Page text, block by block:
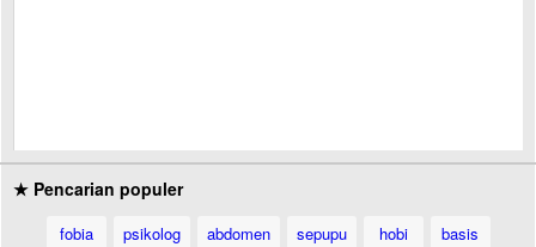
★ Pencarian populer
fobia psikolog abdomen sepupu hobi
basis